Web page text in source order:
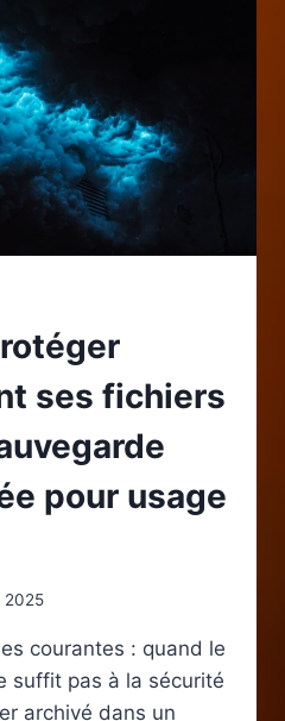
ses fichiers
pour usage
2025
courantes : quand le
suffit pas à la sécurité
archivé dans un